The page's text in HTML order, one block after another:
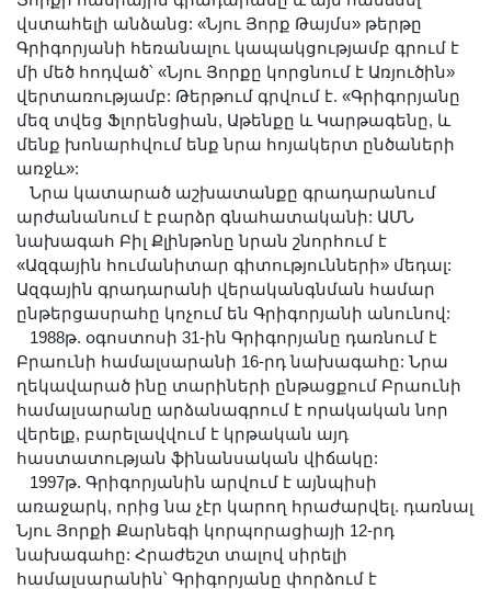
վստահելի անձանց: «Նյու Յորք Թայմս» թերթը
Գրիգորյանի հեռանալու կապակցությամբ գրում է
մի մեծ հոդված՝ «Նյու Յորքը կորցնում է Առյուծին»
վերտառությամբ: Թերթում գրվում է. «Գրիգորյանը
մեզ տվեց Ֆլորենցիան, Աթենքը և Կարթագենը, և
մենք խոնարհվում ենք նրա հոյակերտ ընծաների
առջև»:
Նրա կատարած աշխատանքը գրադարանում
արժանանում է բարձր գնահատականի: ԱՄՆ
նախագահ Բիլ Քլինթոնը նրան շնորհում է
«Ազգային հումանիտար գիտությունների» մեդալ:
Ազգային գրադարանի վերականգնման համար
ընթերցասրահը կոչում են Գրիգորյանի անունով:
1988թ. օգոստոսի 31-ին Գրիգորյանը դառնում է
Բրաունի համալսարանի 16-րդ նախագահը: Նրա
ղեկավարած ինը տարիների ընթացքում Բրաունի
համալսարանը արձանագրում է որակական նոր
վերելք, բարելավվում է կրթական այդ
հաստատության ֆինանսական վիճակը:
1997թ. Գրիգորյանին արվում է այնպիսի
առաջարկ, որից նա չէր կարող հրաժարվել. դառնալ
Նյու Յորքի Քարնեգի կորպորացիայի 12-րդ
նախագահը: Հրաժեշտ տալով սիրելի
համալսարանին՝ Գրիգորյանը փորձում է